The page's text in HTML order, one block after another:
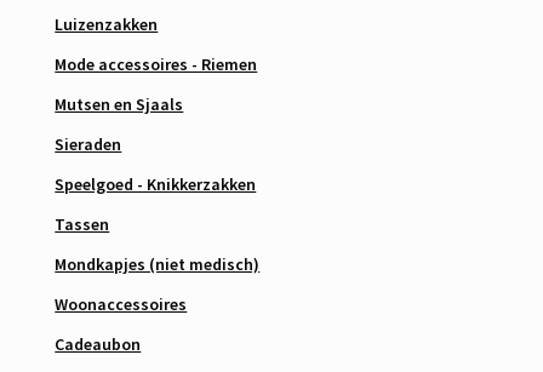
Luizenzakken
Mode accessoires - Riemen
Mutsen en Sjaals
Sieraden
Speelgoed - Knikkerzakken
Tassen
Mondkapjes (niet medisch)
Woonaccessoires
Cadeaubon